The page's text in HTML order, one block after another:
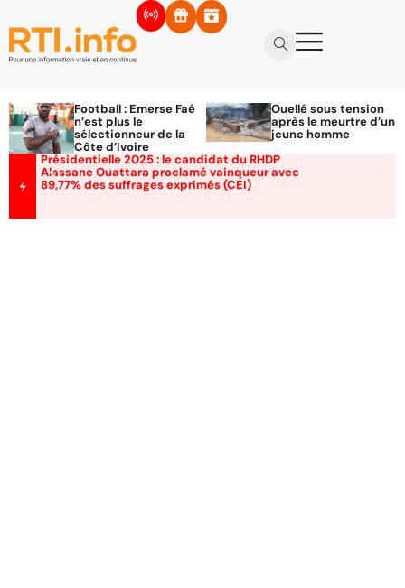
Football : Emerse Faé
n’est plus le
sélectionneur de la
Côte d’Ivoire
Ouellé sous tension
après le meurtre d’un
jeune homme
Présidentielle 2025 : le candidat du RHDP
Alassane Ouattara proclamé vainqueur avec
89,77% des suffrages exprimés (CEI)